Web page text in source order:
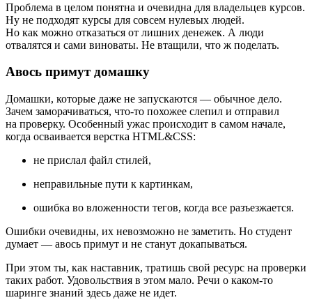
Проблема в целом понятна и очевидна для владельцев курсов.
Ну не подходят курсы для совсем нулевых людей.
Но как можно отказаться от лишних денежек. А люди
отвалятся и сами виноваты. Не втащили, что ж поделать.
Авось примут домашку
Домашки, которые даже не запускаются — обычное дело.
Зачем заморачиваться, что‑то похожее слепил и отправил
на проверку. Особенный ужас происходит в самом начале,
когда осваивается верстка HTML&CSS:
не прислал файл стилей,
неправильные пути к картинкам,
ошибка во вложенности тегов, когда все разъезжается.
Ошибки очевидны, их невозможно не заметить. Но студент
думает — авось примут и не станут докапываться.
При этом ты, как наставник, тратишь свой ресурс на проверки
таких работ. Удовольствия в этом мало. Речи о каком‑то
шаринге знаний здесь даже не идет.